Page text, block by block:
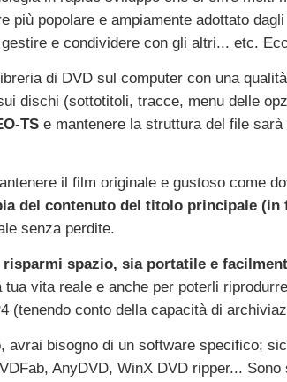
più popolare e ampiamente adottato
e condividere con gli altri... etc.
di DVD sul computer con una
dischi (sottotitoli, tracce, menu delle
TS e mantenere la struttura del file
il film originale e gustoso come
del contenuto del titolo principale (in
senza perdite.
risparmi spazio, sia portatile e
vita reale e anche per poterli
(tenendo conto della capacità di
bisogno di un software specifico;
AnyDVD, WinX DVD ripper...